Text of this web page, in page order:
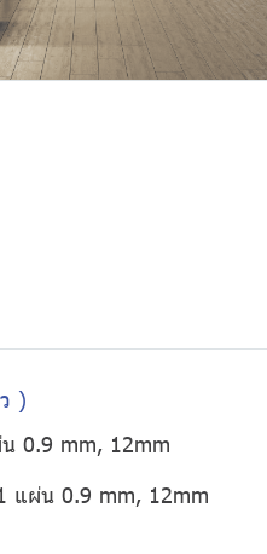
)
0.9 mm, 12mm
แผ่น 0.9 mm, 12mm